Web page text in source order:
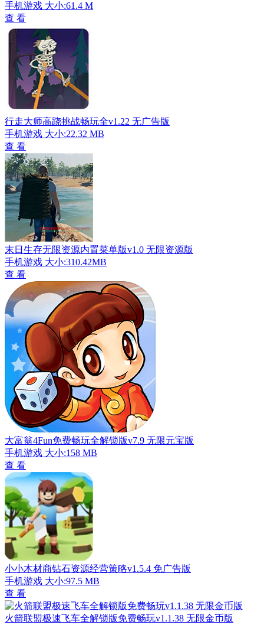
手机游戏 大小:61.4 M
查 看
行走大师高跷挑战畅玩全v1.22 无广告版
手机游戏 大小:22.32 MB
查 看
末日生存无限资源内置菜单版v1.0 无限资源版
手机游戏 大小:310.42MB
查 看
大富翁4Fun免费畅玩全解锁版v7.9 无限元宝版
手机游戏 大小:158 MB
查 看
小小木材商钻石资源经营策略v1.5.4 免广告版
手机游戏 大小:97.5 MB
查 看
火箭联盟极速飞车全解锁版免费畅玩v1.1.38 无限金币版